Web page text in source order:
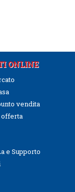
ONLINE
vendita
offerta
e Supporto